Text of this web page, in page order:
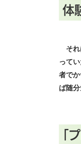
体
それ
って
者で
ば随
「